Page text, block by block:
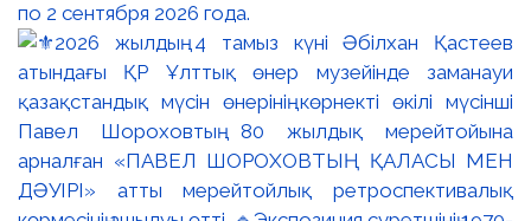
по 2 сентября 2026 года.